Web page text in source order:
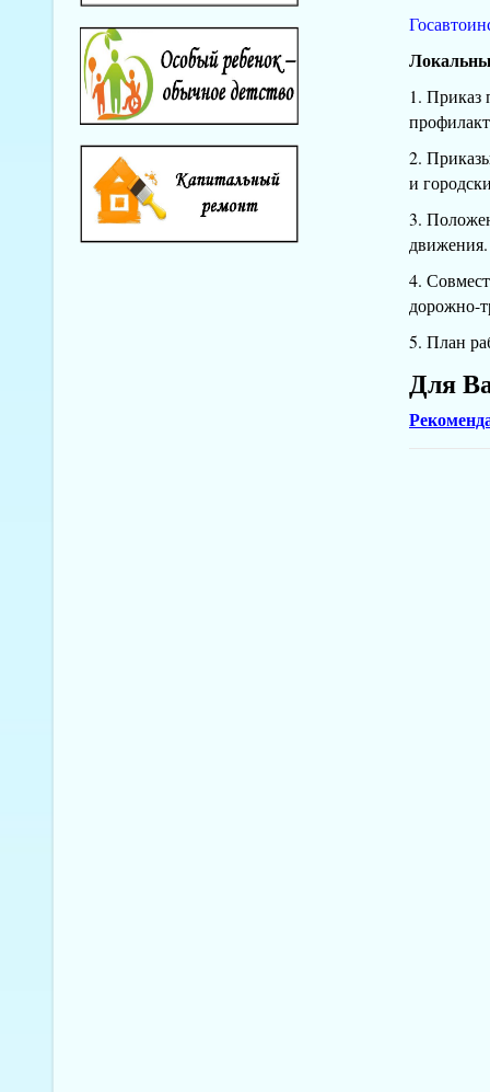
1. Приказ
2.
и
3.
движения.
4.
дорожно-
5. План
Для